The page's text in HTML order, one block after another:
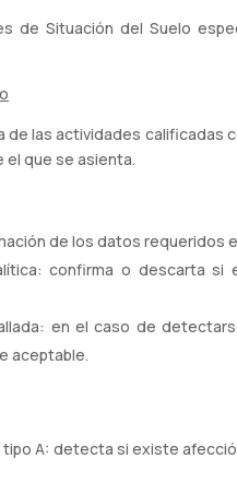
de Situación del Suelo
de las actividades
el que se asienta.
de los datos requeridos
confirma o descarta
en el caso de
aceptable.
A: detecta si existe